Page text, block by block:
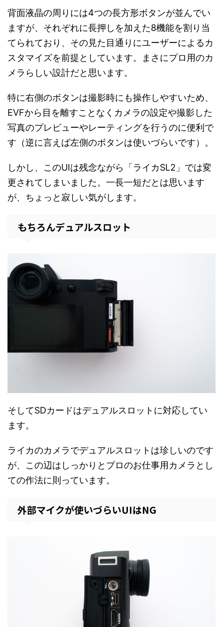
背面液晶の周りには4つの長方形ボタンが並んでい
ますが、それぞれに長押しを加えた8機能を割り当
てられており、その見た目通りにユーザーによるカ
スタマイズを前提としています。まさにプロ用のカ
メラらしい設計だと思います。
特に右側のボタンは撮影時にも操作しやすいため、
EVFから目を離すことなくカメラの設定や撮影した
写真のプレビューやレーティングを行うのに便利で
す（逆に言えば左側のボタンは使いづらいです）。
しかし、このUIは残念ながら「ライカSL2」では変
更されてしまいました。一長一短だとは思います
が、ちょっと寂しい気がします。
もちろんデュアルスロット
そしてSDカードはデュアルスロットに対応してい
ます。
ライカのカメラでデュアルスロットは珍しいのです
が、この辺はしっかりとプロのお仕事用カメラとし
ての作法に則っています。
外部マイクが使いづらいUIはNG